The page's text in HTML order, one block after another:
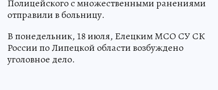
Полицейского с множественными ранениями
отправили в больницу.
В понедельник, 18 июля, Елецким МСО СУ СК
России по Липецкой области возбуждено
уголовное дело.